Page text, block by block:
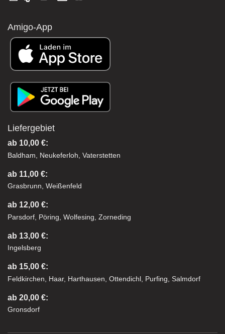
Amigo-App
Liefergebiet
ab 10,00 €:
Baldham, Neukeferloh, Vaterstetten
ab 11,00 €:
Grasbrunn, Weißenfeld
ab 12,00 €:
Parsdorf, Pöring, Wolfesing, Zorneding
ab 13,00 €:
Ingelsberg
ab 15,00 €:
Feldkirchen, Haar, Harthausen, Ottendichl, Purfing, Salmdorf
ab 20,00 €:
Gronsdorf